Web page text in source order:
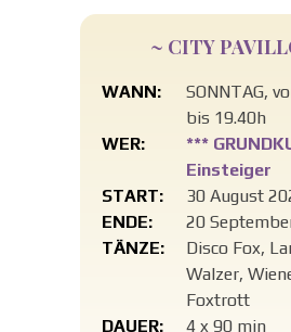
~ CITY
WANN:
SONNTAG,
bis 19.40h
WER:
***
Einsteiger
START:
30 August
ENDE:
20
TÄNZE:
Disco Fox,
Walzer,
Foxtrott
DAUER:
4 x 90 min